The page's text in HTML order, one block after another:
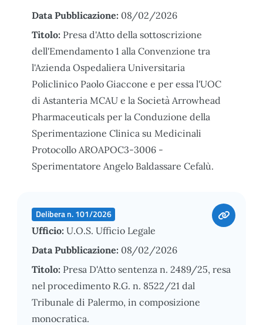
Data Pubblicazione: 08/02/2026
Titolo: Presa d'Atto della sottoscrizione
dell'Emendamento 1 alla Convenzione tra
l'Azienda Ospedaliera Universitaria
Policlinico Paolo Giaccone e per essa l'UOC
di Astanteria MCAU e la Società Arrowhead
Pharmaceuticals per la Conduzione della
Sperimentazione Clinica su Medicinali
Protocollo AROAPOC3-3006 -
Sperimentatore Angelo Baldassare Cefalù.
Delibera n. 101/2026
Ufficio: U.O.S. Ufficio Legale
Data Pubblicazione: 08/02/2026
Titolo: Presa D'Atto sentenza n. 2489/25, resa
nel procedimento R.G. n. 8522/21 dal
Tribunale di Palermo, in composizione
monocratica.